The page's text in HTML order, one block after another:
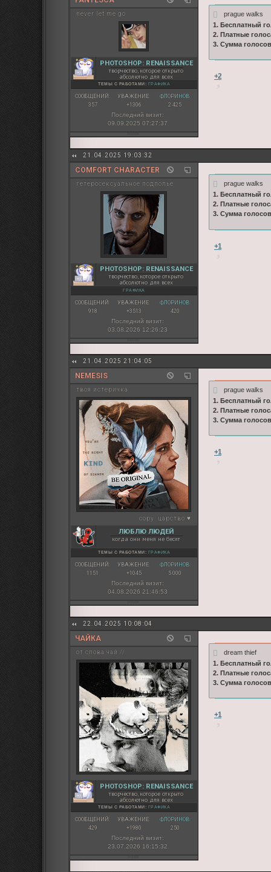
never let me go
PHOTOSHOP: RENAISSANCE
творчество, которое открыто
абсолютно для всех
ТЕМЫ С РАБОТАМИ: ГРАФИКА
СООБЩЕНИЙ:
357
УВАЖЕНИЕ:
+1306
ФЛОРИНОВ:
2 425
Последний визит:
09.09.2025 07:27:37
prague walks
1. Бесплатный
2. Платные
3. Сумма
+2
21.04.2025 19:03:32
COMFORT CHARACTER
гетеросексуальное подполье
PHOTOSHOP: RENAISSANCE
творчество, которое открыто
абсолютно для всех
ГРАФИКА
СООБЩЕНИЙ:
918
УВАЖЕНИЕ:
+3513
ФЛОРИНОВ:
420
Последний визит:
03.08.2026 12:26:23
prague walks
1. Бесплатный
2. Платные
3. Сумма
+1
21.04.2025 21:04:05
NEMESIS
твоя истеричка
copy: царство ♥
ЛЮБЛЮ ЛЮДЕЙ
когда они меня не бесят
ТЕМЫ С РАБОТАМИ: ГРАФИКА
СООБЩЕНИЙ:
1151
УВАЖЕНИЕ:
+1045
ФЛОРИНОВ:
5 000
Последний визит:
04.08.2026 21:46:53
prague walks
1. Бесплатный
2. Платные
3. Сумма
+1
22.04.2025 10:08:04
ЧАЙКА
от слова чай //
PHOTOSHOP: RENAISSANCE
творчество, которое открыто
абсолютно для всех
ТЕМЫ С РАБОТАМИ: ГРАФИКА
СООБЩЕНИЙ:
429
УВАЖЕНИЕ:
+1980
ФЛОРИНОВ:
250
Последний визит:
23.07.2026 16:15:32
dream thief
1. Бесплатный
2. Платные
3. Сумма
+1